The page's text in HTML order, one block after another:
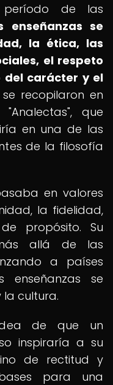
de las
enseñanzas se
la ética, las
el respeto
del carácter y el
se recopilaron en
que
en una de las
de la filosofía
en valores
la fidelidad,
propósito. Su
allá de las
a países
enseñanzas se
cultura.
de que un
inspiraría a su
de rectitud y
para una